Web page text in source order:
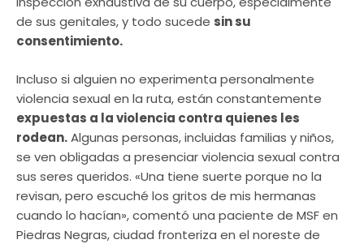
de sus genitales, y todo sucede sin su
consentimiento.
Incluso si alguien no experimenta personalmente
violencia sexual en la ruta, están constantemente
expuestas a la violencia contra quienes les
rodean.Algunas personas, incluidas familias y niños,
se ven obligadas a presenciar violencia sexual contra
sus seres queridos. «Una tiene suerte porque no la
revisan, pero escuché los gritos de mis hermanas
cuando lo hacían», comentó una paciente de MSF en
Piedras Negras, ciudad fronteriza en el noreste de